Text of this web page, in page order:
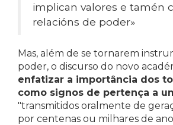
implican valores e tamén
relacións de poder»
Mas, além de se tornarem
poder, o discurso do novo
enfatizar a importância dos
como signos de pertença a
"transmitidos oralmente de
por centenas ou milhares de